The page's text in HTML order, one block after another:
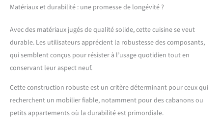
les appareils
décorations ne sont pas
compris dans la livraison).
Matériaux et durabilité : une promesse de longévité ?
Avec des matériaux jugés de qualité solide, cette cuisine se veut
durable. Les utilisateurs apprécient la robustesse des composants,
qui semblent conçus pour résister à l’usage quotidien tout en
conservant leur aspect neuf.
Cette construction robuste est un critère déterminant pour ceux qui
recherchent un mobilier fiable, notamment pour des cabanons ou
petits appartements où la durabilité est primordiale.